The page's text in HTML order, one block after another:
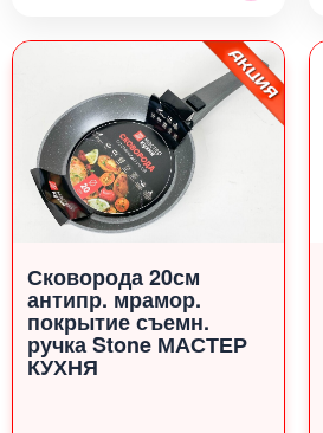
Сковорода 20см
антипр. мрамор.
покрытие съемн.
ручка Stone МАСТЕР
КУХНЯ